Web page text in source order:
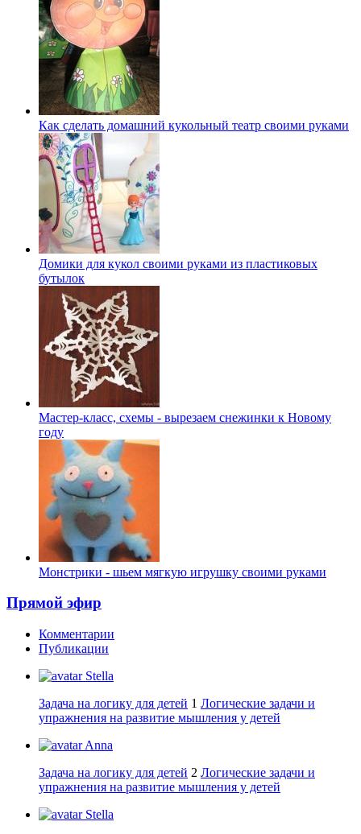
Как сделать домашний кукольный театр своими руками
Домики для кукол своими руками из пластиковых
бутылок
Мастер-класс, схемы - вырезаем снежинки к Новому
году
Монстрики - шьем мягкую игрушку своими руками
Прямой эфир
Комментарии
Публикации
Stella
Задача на логику для детей 1 Логические задачи и
упражнения на развитие мышления у детей
Anna
Задача на логику для детей 2 Логические задачи и
упражнения на развитие мышления у детей
Stella